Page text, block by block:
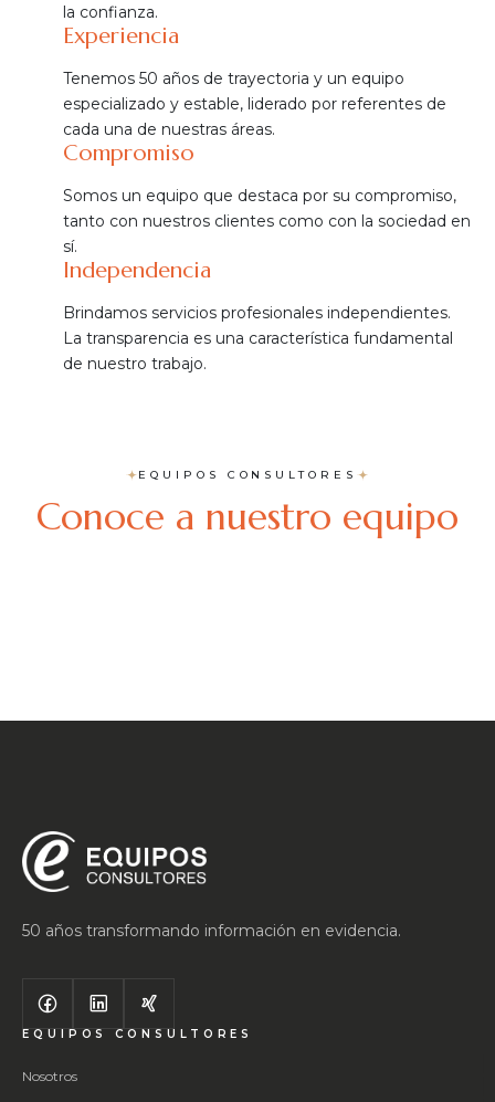
la confianza.
Experiencia
Tenemos 50 años de trayectoria y un equipo
especializado y estable, liderado por referentes de
cada una de nuestras áreas.
Compromiso
Somos un equipo que destaca por su compromiso,
tanto con nuestros clientes como con la sociedad en
sí.
Independencia
Brindamos servicios profesionales independientes.
La transparencia es una característica fundamental
de nuestro trabajo.
EQUIPOS CONSULTORES
Conoce a nuestro equipo
50 años transformando información en evidencia.
EQUIPOS CONSULTORES
Nosotros